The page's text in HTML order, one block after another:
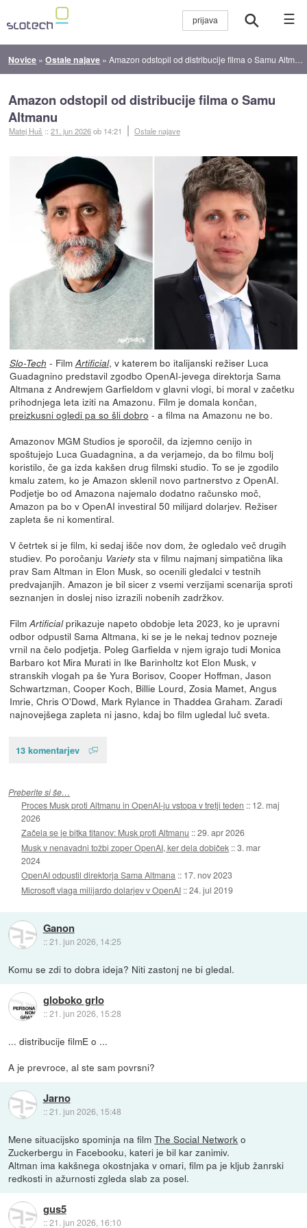
☰
Novice »Ostale najave »Amazon odstopil od distribucije filma o Samu Altmanu
Amazon odstopil od distribucije filma o Samu
Altmanu
Matej Huš ::21. jun 2026ob 14:21 Ostale najave
Slo-Tech - Film Artificial, v katerem bo italijanski režiser Luca
Guadagnino predstavil zgodbo OpenAI-jevega direktorja Sama
Altmana z Andrewjem Garfieldom v glavni vlogi, bi moral v začetku
prihodnjega leta iziti na Amazonu. Film je domala končan,
preizkusni ogledi pa so šli dobro - a filma na Amazonu ne bo.
Amazonov MGM Studios je sporočil, da izjemno cenijo in
spoštujejo Luca Guadagnina, a da verjamejo, da bo filmu bolj
koristilo, če ga izda kakšen drug filmski studio. To se je zgodilo
kmalu zatem, ko je Amazon sklenil novo partnerstvo z OpenAI.
Podjetje bo od Amazona najemalo dodatno računsko moč,
Amazon pa bo v OpenAI investiral 50 milijard dolarjev. Režiser
zapleta še ni komentiral.
V četrtek si je film, ki sedaj išče nov dom, že ogledalo več drugih
studiev. Po poročanju Varietysta v filmu najmanj simpatična lika
prav Sam Altman in Elon Musk, so ocenili gledalci v testnih
predvajanjih. Amazon je bil sicer z vsemi verzijami scenarija sproti
seznanjen in doslej niso izrazili nobenih zadržkov.
Film Artificialprikazuje napeto obdobje leta 2023, ko je upravni
odbor odpustil Sama Altmana, ki se je le nekaj tednov pozneje
vrnil na čelo podjetja. Poleg Garfielda v njem igrajo tudi Monica
Barbaro kot Mira Murati in Ike Barinholtz kot Elon Musk, v
stranskih vlogah pa še Yura Borisov, Cooper Hoffman, Jason
Schwartzman, Cooper Koch, Billie Lourd, Zosia Mamet, Angus
Imrie, Chris O'Dowd, Mark Rylance in Thaddea Graham. Zaradi
najnovejšega zapleta ni jasno, kdaj bo film ugledal luč sveta.
13 komentarjev
Preberite si še…
Proces Musk proti Altmanu in OpenAI-ju vstopa v tretji teden :: 12. maj
2026
Začela se je bitka titanov: Musk proti Altmanu ::29. apr 2026
Musk v nenavadni tožbi zoper OpenAI, ker dela dobiček ::3. mar
2024
OpenAI odpustil direktorja Sama Altmana :: 17. nov 2023
Microsoft vlaga milijardo dolarjev v OpenAI ::24. jul 2019
Ganon
::21. jun 2026, 14:25
Komu se zdi to dobra ideja? Niti zastonj ne bi gledal.
globoko grlo
::21. jun 2026, 15:28
... distribucije filmE o ...
A je prevroce, al ste sam povrsni?
Jarno
::21. jun 2026, 15:48
Mene situacijsko spominja na filmThe Social Network o
Zuckerbergu in Facebooku, kateri je bil kar zanimiv.
Altman ima kakšnega okostnjaka v omari, film pa je kljub žanrski
redkosti in ažurnosti zgleda slab za posel.
gus5
::21. jun 2026, 16:10